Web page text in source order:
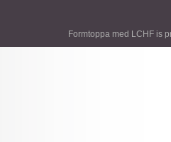
Formtoppa med LCHF is